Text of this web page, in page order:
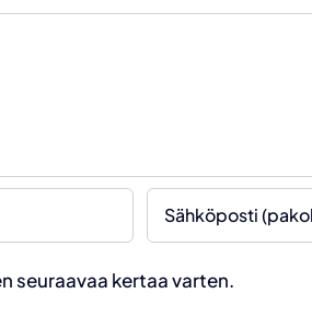
seuraavaa kertaa varten.